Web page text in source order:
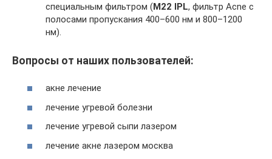
специальным фильтром (M22 IPL, фильтр Acne c
полосами пропускания 400–600 нм и 800–1200
нм).
Вопросы от наших пользователей:
акне лечение
лечение угревой болезни
лечение угревой сыпи лазером
лечение акне лазером москва